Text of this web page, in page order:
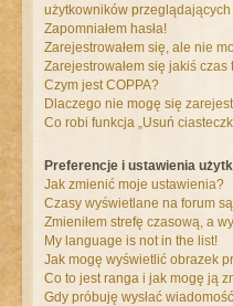
użytkowników
Zapomniałem hasła!
Zarejestrowałem się, ale nie
Zarejestrowałem się jakiś
Czym jest COPPA?
Dlaczego nie mogę się
Co robi funkcja „Usuń
Preferencje i ustawienia
Jak zmienić moje ustawienia?
Czasy wyświetlane na forum
Zmieniłem strefę czasową, a
My language is not in the list!
Jak mogę wyświetlić obrazek
Co to jest ranga i jak mogę ją
Gdy próbuję wysłać